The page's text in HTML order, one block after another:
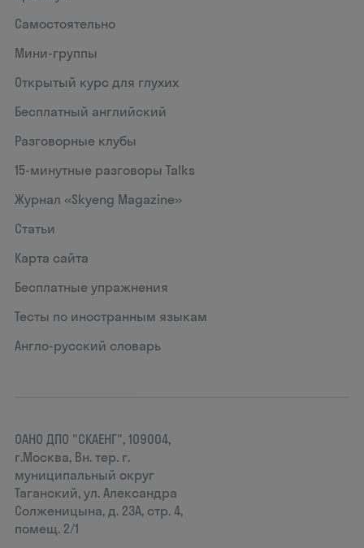
Самостоятельно
Мини-группы
Открытый курс для глухих
Бесплатный английский
Разговорные клубы
15‑минутные разговоры Talks
Журнал «Skyeng Magazine»
Статьи
Карта сайта
Бесплатные упражнения
Тесты по иностранным языкам
Англо-русский словарь
ОАНО ДПО "СКАЕНГ", 109004,
г.Москва, Вн. тер. г.
муниципальный округ
Таганский, ул. Александра
Солженицына, д. 23А, стр. 4,
помещ. 2/1